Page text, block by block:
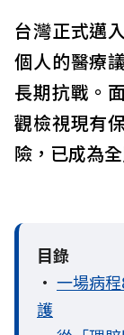
台灣正式邁
個人的醫療
長期抗戰。
觀檢視現有
險，已成為
目錄
• 一場病
護